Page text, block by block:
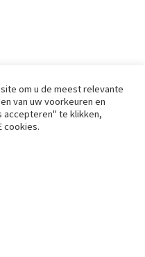
om u de meest relevante
van uw voorkeuren en
accepteren" te klikken,
cookies.